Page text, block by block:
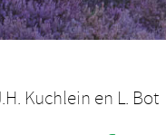
Kuchlein en L. Bot